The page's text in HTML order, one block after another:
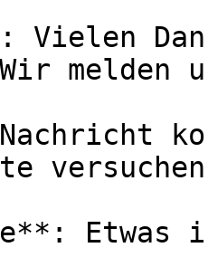
Vielen
melden
Etwas